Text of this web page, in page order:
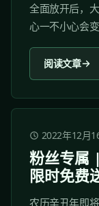
全面放开后，
心一不小心会
第一，点进去
以一直阴性。
敌”？我迪哥现
阅读文章
2022年12月
粉丝专属
限时免费
农历辛丑年即